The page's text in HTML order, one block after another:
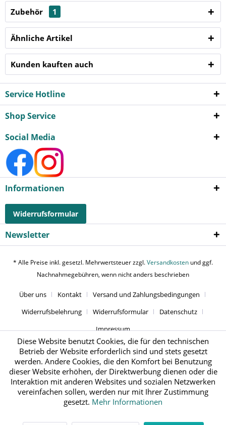
Zubehör 1
Ähnliche Artikel
Kunden kauften auch
Service Hotline
Shop Service
Social Media
Informationen
Widerrufsformular
Newsletter
* Alle Preise inkl. gesetzl. Mehrwertsteuer zzgl.Versandkosten und ggf.
Nachnahmegebühren, wenn nicht anders beschrieben
Über uns Kontakt
Versand und Zahlungsbedingungen
Widerrufsbelehrung
Widerrufsformular
Datenschutz
Impressum
Diese Website benutzt Cookies, die für den technischen
Betrieb der Website erforderlich sind und stets gesetzt
werden. Andere Cookies, die den Komfort bei Benutzung
dieser Website erhöhen, der Direktwerbung dienen oder die
Interaktion mit anderen Websites und sozialen Netzwerken
vereinfachen sollen, werden nur mit Ihrer Zustimmung
gesetzt. Mehr Informationen